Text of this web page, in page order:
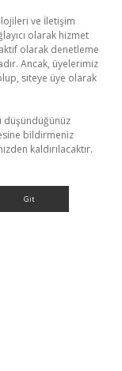
ve İletişim
olarak hizmet
olarak denetleme
Ancak, üyelerimiz
siteye üye olarak
düşündüğünüz
bildirmeniz
kaldırılacaktır.